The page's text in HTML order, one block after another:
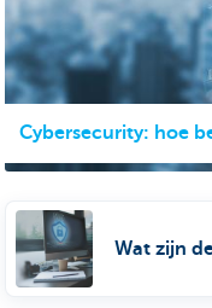
Cybersecurity: hoe
Wat zijn